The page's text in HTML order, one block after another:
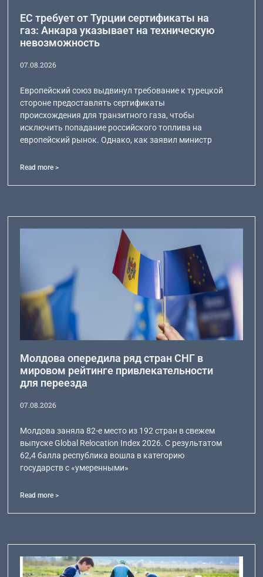
ЕС требует от Турции сертификаты на
газ: Анкара указывает на техническую
невозможность
07.08.2026
Европейский союз выдвинул требование к турецкой
стороне предоставлять сертификаты
происхождения для транзитного газа, чтобы
исключить попадание российского топлива на
европейский рынок. Однако, как заявил министр
Read more >
Молдова опередила ряд стран СНГ в
мировом рейтинге привлекательности
для переезда
07.08.2026
Молдова заняла 82-е место из 192 стран в свежем
выпуске Global Relocation Index 2026. С результатом
62,4 балла республика вошла в категорию
государств с «умеренными»
Read more >